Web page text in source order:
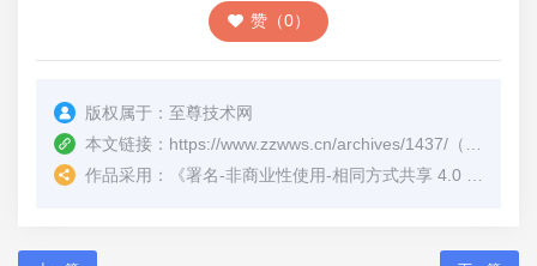
赞（0）
版权属于： 至尊技术网
本文链接： https://www.zzwws.cn/archives/1437/ （转载时请注明本文出处及文章链接）
作品采用：
《署名-非商业性使用-相同方式共享 4.0 国际 (CC BY-NC-SA 4.0)